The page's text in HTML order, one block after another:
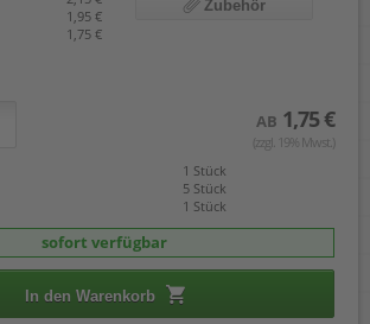
1,95 €
1,75 €
Zubehör
AB 1,75 €
(zzgl. 19% Mwst.)
1 Stück
5 Stück
1 Stück
sofort verfügbar
In den Warenkorb